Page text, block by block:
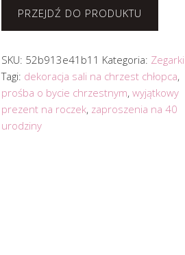
PRZEJDŹ DO PRODUKTU
SKU: 52b913e41b11 Kategoria: Zegarki
Tagi: dekoracja sali na chrzest chłopca,
prośba o bycie chrzestnym, wyjątkowy
prezent na roczek, zaproszenia na 40
urodziny